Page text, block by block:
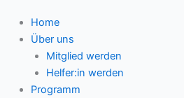
Home
Über uns
Mitglied werden
Helfer:in werden
Programm